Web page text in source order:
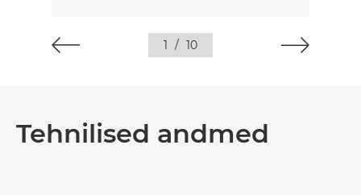
1 / 10
Tehnilised andmed